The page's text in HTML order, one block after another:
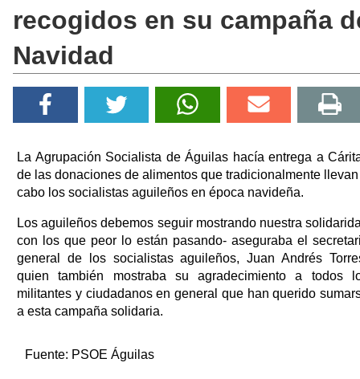
recogidos en su campaña
Navidad
La Agrupación Socialista de Águilas hacía entrega a
de las donaciones de alimentos que tradicionalmente
cabo los socialistas aguileños en época navideña.
Los aguileños debemos seguir mostrando nuestra
con los que peor lo están pasando- aseguraba el
general de los socialistas aguileños, Juan Andrés
quien también mostraba su agradecimiento a todos
militantes y ciudadanos en general que han querido
a esta campaña solidaria.
Fuente: PSOE Águilas